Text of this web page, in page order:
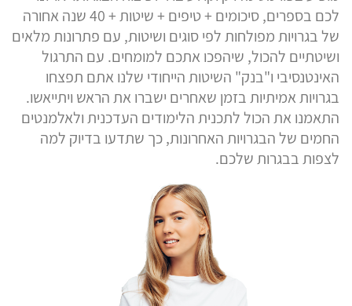
לכם בספרים, סיכומים + טיפים + שיטות + 40 שנה אחורה
של בגרויות מפולחות לפי סוגים ושיטות, עם פתרונות מלאים
ושיטתיים להכול, שיהפכו אתכם למומחים. עם התרגול
האינטנסיבי ו"בנק" השיטות הייחודי שלנו אתם תפצחו
בגרויות אמיתיות בזמן שאחרים ישברו את הראש ויתייאשו.
התאמנו את הכול לתכנית הלימודים העדכנית ולאלמנטים
החמים של הבגרויות האחרונות, כך שתדעו בדיוק למה
לצפות בבגרות שלכם.